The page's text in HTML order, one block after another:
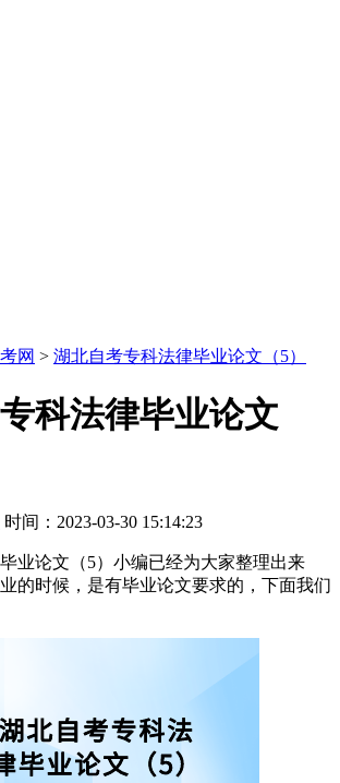
网 > 湖北自考专科法律毕业论文（5）
科法律毕业论文
时间：2023-03-30 15:14:23
业论文（5）小编已经为大家整理出来
的时候，是有毕业论文要求的，下面我们